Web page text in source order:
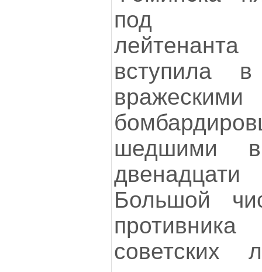
под
вступила
вражескими
шедшими в
Большой
советских